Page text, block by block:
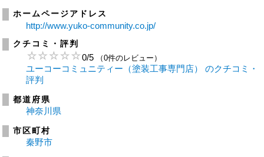
ホームページアドレス
http://www.yuko-community.co.jp/
クチコミ・評判
0/5 （0件のレビュー）
ユーコーコミュニティー（塗装工事専門店） のクチコミ・
評判
都道府県
神奈川県
市区町村
秦野市